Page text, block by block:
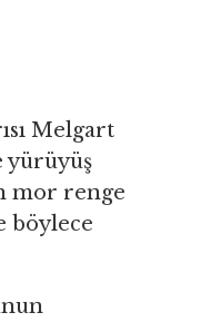
Melgart
yürüyüş
mor renge
böylece